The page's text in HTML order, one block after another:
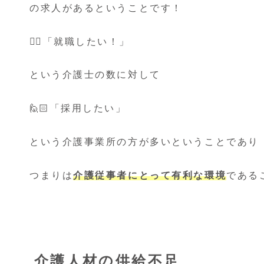
の求人があるということです！
🙋‍♂️「就職したい！」
という介護士の数に対して
🙋🏻「採用したい」
という介護事業所の方が多いということであり
つまりは介護従事者にとって有利な環境である
介護人材の供給不足